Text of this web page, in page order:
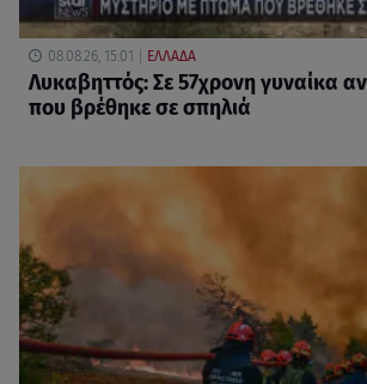
08.08.26, 15:01 ΕΛΛΑΔΑ
Λυκαβηττός: Σε 57χρονη γυναίκα
που βρέθηκε σε σπηλιά